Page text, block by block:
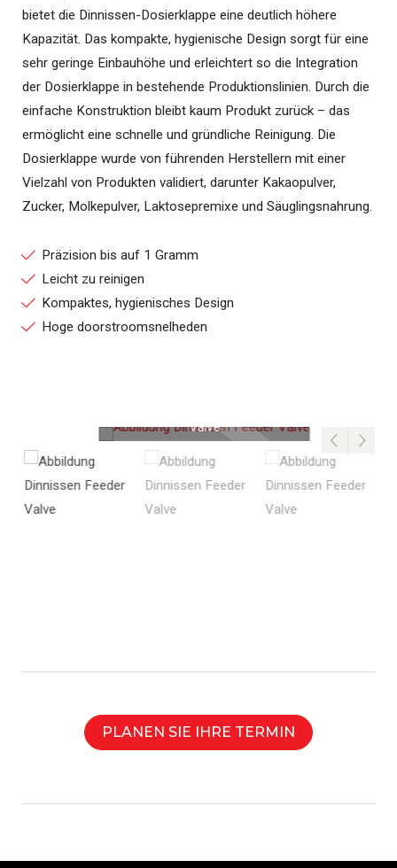
Valve
bietet die Dinnissen-Dosierklappe eine deutlich höhere
Kapazität. Das kompakte, hygienische Design sorgt für eine
sehr geringe Einbauhöhe und erleichtert so die Integration
der Dosierklappe in bestehende Produktionslinien. Durch die
einfache Konstruktion bleibt kaum Produkt zurück – das
ermöglicht eine schnelle und gründliche Reinigung. Die
Dosierklappe wurde von führenden Herstellern mit einer
Vielzahl von Produkten validiert, darunter Kakaopulver,
Zucker, Molkepulver, Laktosepremixe und Säuglingsnahrung.
Präzision bis auf 1 Gramm
Leicht zu reinigen
Kompaktes, hygienisches Design
Hoge doorstroomsnelheden
PLANEN SIE IHRE TERMIN